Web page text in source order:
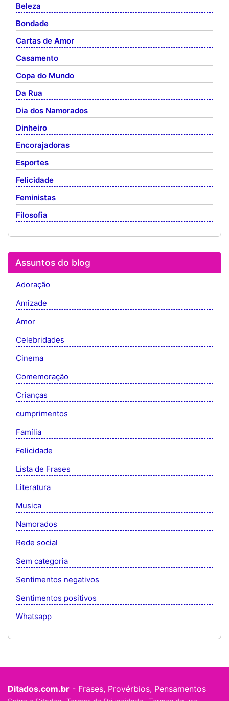
Beleza
Bondade
Cartas de Amor
Casamento
Copa do Mundo
Da Rua
Dia dos Namorados
Dinheiro
Encorajadoras
Esportes
Felicidade
Feministas
Filosofia
Assuntos do blog
Adoração
Amizade
Amor
Celebridades
Cinema
Comemoração
Crianças
cumprimentos
Família
Felicidade
Lista de Frases
Literatura
Musica
Namorados
Rede social
Sem categoria
Sentimentos negativos
Sentimentos positivos
Whatsapp
Ditados.com.br - Frases, Provérbios, Pensamentos